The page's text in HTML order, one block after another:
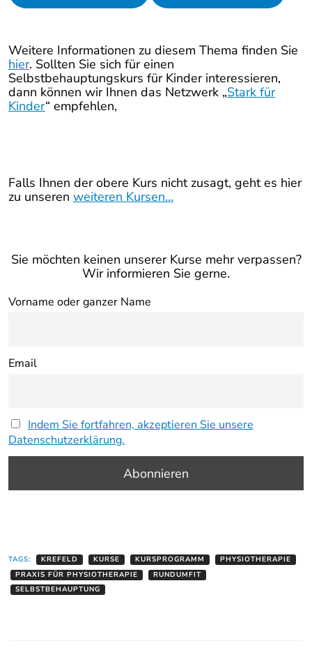
Weitere Informationen zu diesem Thema finden Sie
hier. Sollten Sie sich für einen
Selbstbehauptungskurs für Kinder interessieren,
dann können wir Ihnen das Netzwerk „Stark für
Kinder“ empfehlen,
Falls Ihnen der obere Kurs nicht zusagt, geht es hier
zu unseren weiteren Kursen…
Sie möchten keinen unserer Kurse mehr verpassen?
Wir informieren Sie gerne.
Vorname oder ganzer Name
Email
Indem Sie fortfahren, akzeptieren Sie unsere
Datenschutzerklärung.
TAGS: KREFELD KURSE KURSPROGRAMM
PHYSIOTHERAPIE
PRAXIS FÜR PHYSIOTHERAPIE
RUNDUMFIT
SELBSTBEHAUPTUNG